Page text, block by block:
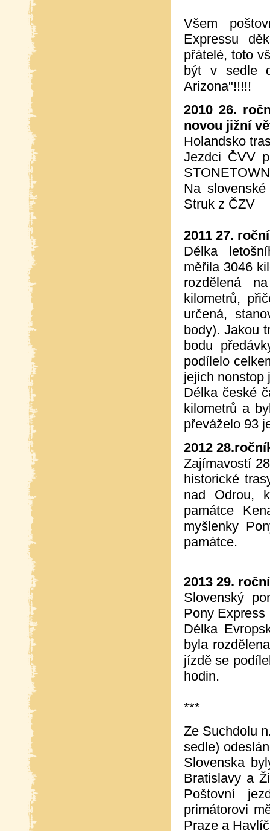
Všem
Expressu
přátelé, toto
být v sedle
Arizona"!!!!!
2010 26.
novou jižní
Holandsko
Jezdci ČVV
Na
Struk z ČZV
2011 27.
Délka
měřila 3046
rozdělená
kilometrů,
určená,
body). Jakou
bodu
podílelo
jejich nonstop
Délka české
kilometrů a
převáželo 93
2012
Zajímavostí
historické
nad Odrou,
památce
myšlenky
památce.
2013 29.
Slovenský
Pony Express
Délka
byla
jízdě se
hodin.
***
Ze Suchdolu
sedle)
Slovenska
Bratislavy a
Poštovní
primátorovi
Praze a